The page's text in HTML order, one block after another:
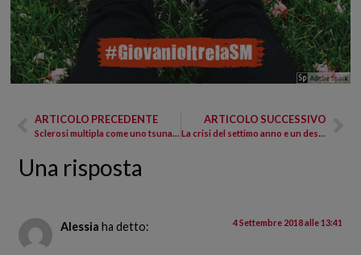
ARTICOLO PRECEDENTE
Sclerosi multipla come uno tsunami: ti cambia vita e prospettiva
ARTICOLO SUCCESSIVO
La crisi del settimo anno e un desiderio da esprimere
Una risposta
Alessia ha detto: 4 Settembre 2018 alle 13:41